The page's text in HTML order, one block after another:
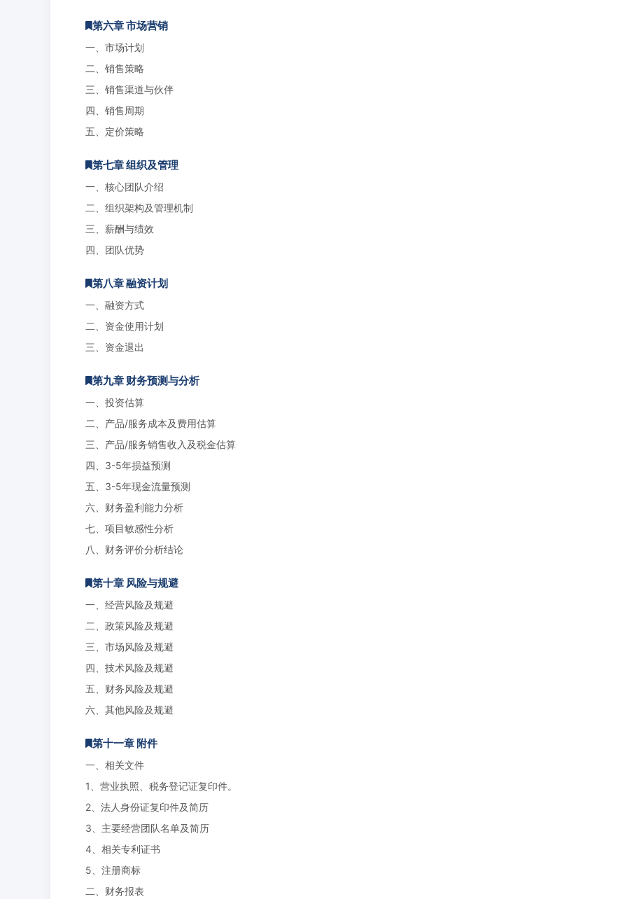
第六章 市场营销
一、市场计划
二、销售策略
三、销售渠道与伙伴
四、销售周期
五、定价策略
第七章 组织及管理
一、核心团队介绍
二、组织架构及管理机制
三、薪酬与绩效
四、团队优势
第八章 融资计划
一、融资方式
二、资金使用计划
三、资金退出
第九章 财务预测与分析
一、投资估算
二、产品/服务成本及费用估算
三、产品/服务销售收入及税金估算
四、3-5年损益预测
五、3-5年现金流量预测
六、财务盈利能力分析
七、项目敏感性分析
八、财务评价分析结论
第十章 风险与规避
一、经营风险及规避
二、政策风险及规避
三、市场风险及规避
四、技术风险及规避
五、财务风险及规避
六、其他风险及规避
第十一章 附件
一、相关文件
1、营业执照、税务登记证复印件。
2、法人身份证复印件及简历
3、主要经营团队名单及简历
4、相关专利证书
5、注册商标
二、财务报表